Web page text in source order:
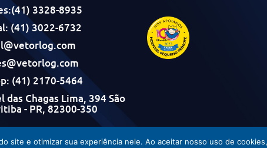
3328-8935
(41) 3022-6732
(41) 2170-5464
das Chagas Lima, 394 São
- PR, 82300-350
Vetorlog © Todos os direitos reservados - Desenvolvido por Incom
site e otimizar sua experiência nele. Ao aceitar nosso uso de